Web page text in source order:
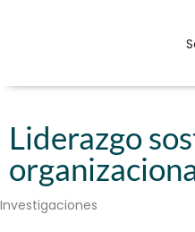
Liderazgo
Investigaciones